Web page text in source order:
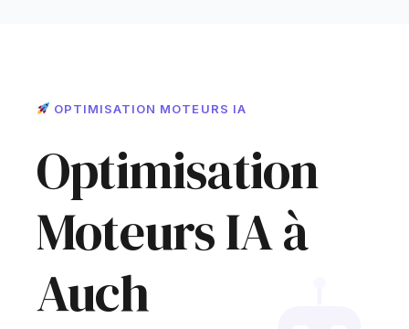
OPTIMISATION MOTEURS IA
Optimisation
Moteurs IA à
Auch